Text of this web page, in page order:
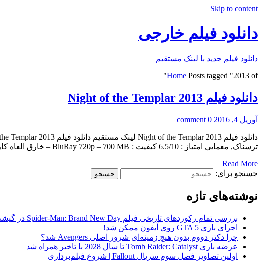
Skip to content
دانلود فیلم خارجی
دانلود فیلم جدید با لینک مستقیم
Home Posts tagged "2013 of"
دانلود فیلم Night of the Templar 2013
آوریل 4, 2016 0 comment
ترسناک, معمایی امتیاز : 6.5/10 کیفیت : BluRay 720p – 700 MB – خارق العاه کارگردان : […]
Read More
جستجو برای:
نوشته‌های تازه
بررسی تمام رکوردهای تاریخی فیلم Spider-Man: Brand New Day در گیشه
اجرای بازی GTA 5 روی آیفون ممکن شد!
چرا دکتر دووم بدون هیچ زمینه‌ای شرور اصلی Avengers شد؟
عرضه بازی Tomb Raider: Catalyst تا سال 2028 با تاخیر همراه شد
اولین تصاویر فصل سوم سریال Fallout | شروع فیلم‌برداری